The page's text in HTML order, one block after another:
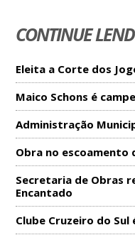
CONTINUE
Eleita a Corte dos
Maico Schons é
Administração
Obra no escoamento
Secretaria de Obras
Encantado
Clube Cruzeiro do